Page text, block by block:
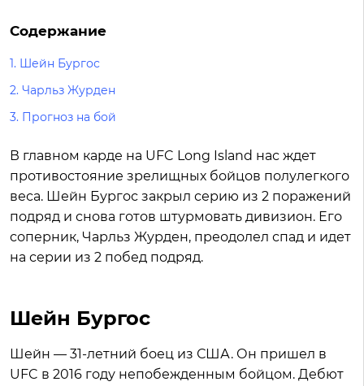
Содержание
1. Шейн Бургос
2. Чарльз Журден
3. Прогноз на бой
В главном карде на UFC Long Island нас ждет
противостояние зрелищных бойцов полулегкого
веса. Шейн Бургос закрыл серию из 2 поражений
подряд и снова готов штурмовать дивизион. Его
соперник, Чарльз Журден, преодолел спад и идет
на серии из 2 побед подряд.
Шейн Бургос
Шейн — 31-летний боец из США. Он пришел в
UFC в 2016 году непобежденным бойцом. Дебют